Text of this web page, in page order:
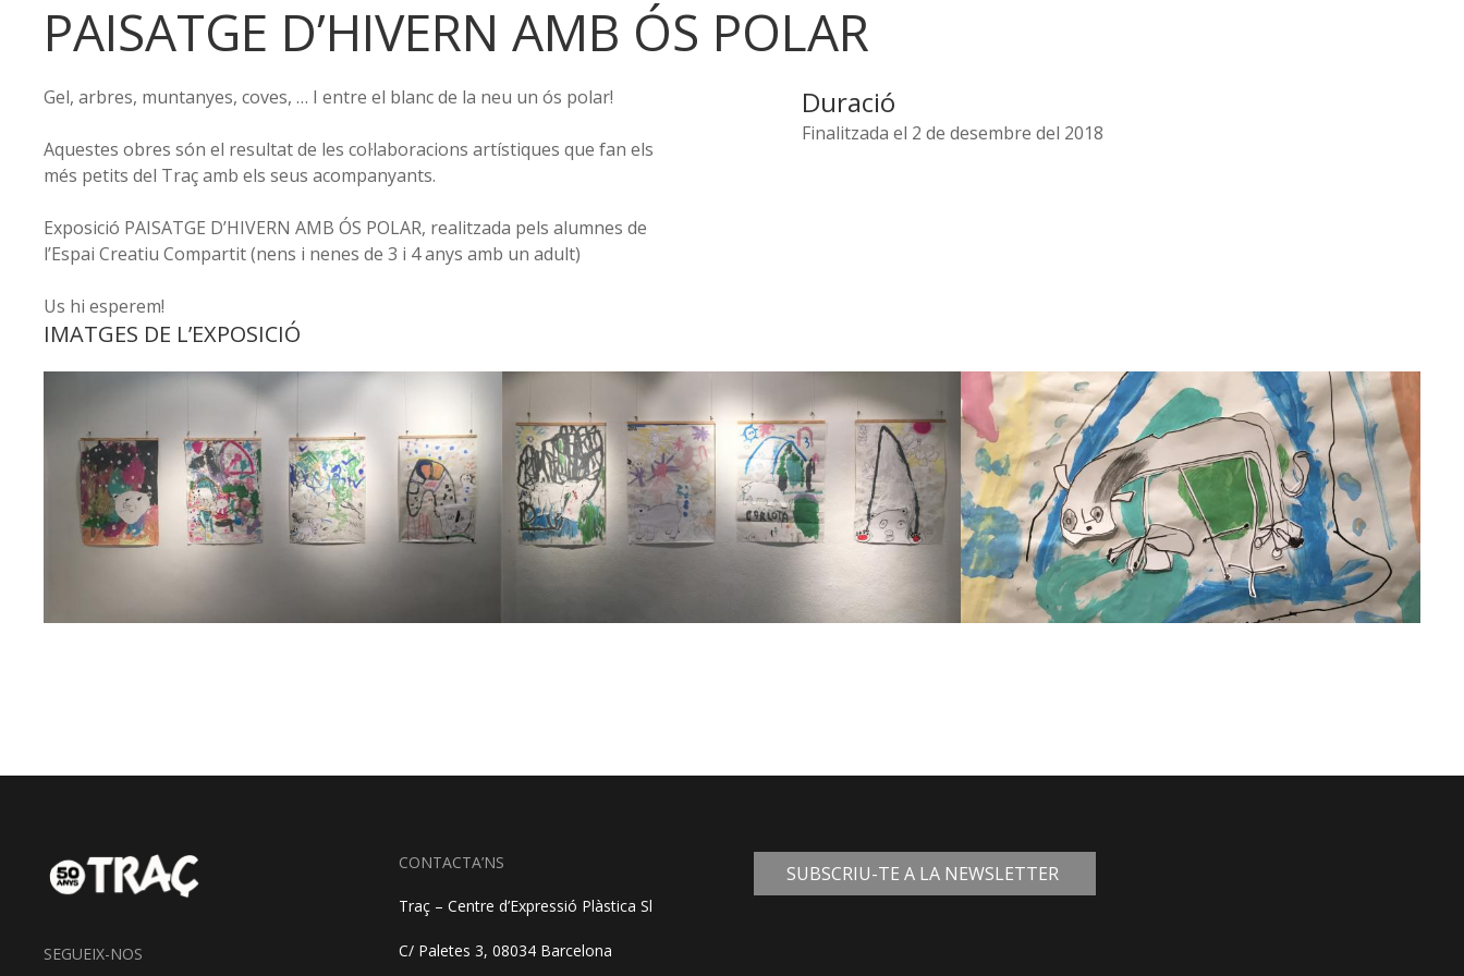
PAISATGE D’HIVERN AMB ÓS POLAR
Gel, arbres, muntanyes, coves, … I entre el blanc de la neu un ós polar!
Aquestes obres són el resultat de les col·laboracions artístiques que fan els
més petits del Traç amb els seus acompanyants.
Exposició PAISATGE D’HIVERN AMB ÓS POLAR, realitzada pels alumnes de
l’Espai Creatiu Compartit (nens i nenes de 3 i 4 anys amb un adult)
Us hi esperem!
Duració
Finalitzada el 2 de desembre del 2018
IMATGES DE L’EXPOSICIÓ
SEGUEIX-NOS
CONTACTA’NS
Traç – Centre d’Expressió Plàstica Sl
C/ Paletes 3, 08034 Barcelona
SUBSCRIU-TE A LA NEWSLETTER